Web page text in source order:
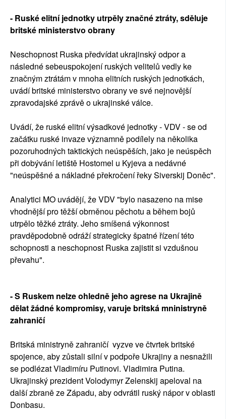
- Ruské elitní jednotky utrpěly značné ztráty, sděluje
britské ministerstvo obrany
Neschopnost Ruska předvídat ukrajinský odpor a
následné sebeuspokojení ruských velitelů vedly ke
značným ztrátám v mnoha elitních ruských jednotkách,
uvádí britské ministerstvo obrany ve své nejnovější
zpravodajské zprávě o ukrajinské válce.
Uvádí, že ruské elitní výsadkové jednotky - VDV - se od
začátku ruské invaze významně podílely na několika
pozoruhodných taktických neúspěších, jako je neúspěch
při dobývání letiště Hostomel u Kyjeva a nedávné
"neúspěšné a nákladné překročení řeky Siverskij Doněc".
Analytici MO uvádějí, že VDV "bylo nasazeno na mise
vhodnější pro těžší obrněnou pěchotu a během bojů
utrpělo těžké ztráty. Jeho smíšená výkonnost
pravděpodobně odráží strategicky špatné řízení této
schopnosti a neschopnost Ruska zajistit si vzdušnou
převahu".
- S Ruskem nelze ohledně jeho agrese na Ukrajině
dělat žádné kompromisy, varuje britská mninistryně
zahraničí
Britská ministryně zahraničí vyzve ve čtvrtek britské
spojence, aby zůstali silní v podpoře Ukrajiny a nesnažili
se podlézat Vladimíru Putinovi. Vladimira Putina.
Ukrajinský prezident Volodymyr Zelenskij apeloval na
další zbraně ze Západu, aby odvrátil ruský nápor v oblasti
Donbasu.